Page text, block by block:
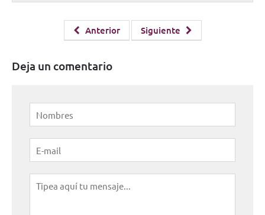
Anterior Siguiente
Deja un comentario